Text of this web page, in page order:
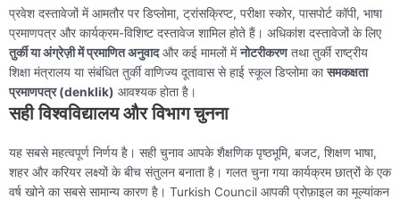
प्रवेश दस्तावेजों में आमतौर पर डिप्लोमा, ट्रांसक्रिप्ट, परीक्षा स्कोर, पासपोर्ट कॉपी, भाषा
प्रमाणपत्र और कार्यक्रम-विशिष्ट दस्तावेज शामिल होते हैं। अधिकांश दस्तावेजों के लिए
तुर्की या अंग्रेज़ी में प्रमाणित अनुवादऔर कई मामलों मेंनोटरीकरणतथा तुर्की राष्ट्रीय
शिक्षा मंत्रालय या संबंधित तुर्की वाणिज्य दूतावास से हाई स्कूल डिप्लोमा कासमकक्षता
प्रमाणपत्र (denklik) आवश्यक होता है।
सही विश्वविद्यालय और विभाग चुनना
यह सबसे महत्वपूर्ण निर्णय है। सही चुनाव आपके शैक्षणिक पृष्ठभूमि, बजट, शिक्षण भाषा,
शहर और करियर लक्ष्यों के बीच संतुलन बनाता है। गलत चुना गया कार्यक्रम छात्रों के एक
वर्ष खोने का सबसे सामान्य कारण है। Turkish Council आपकी प्रोफ़ाइल का मूल्यांकन